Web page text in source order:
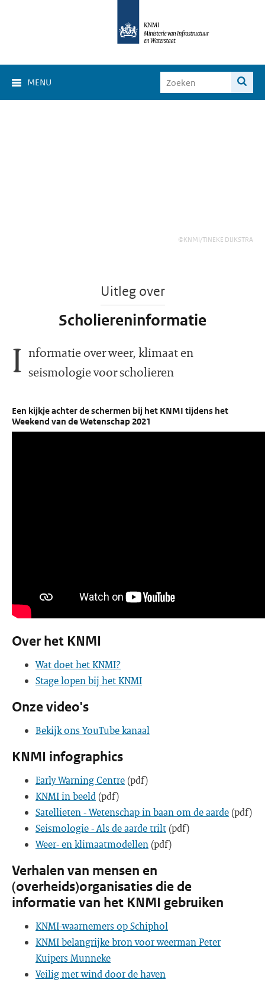
MENU
©KNMI/TINEKE DIJKSTRA
Uitleg over
Scholiereninformatie
I nformatie over weer, klimaat en
seismologie voor scholieren
Een kijkje achter de schermen bij het KNMI tijdens het
Weekend van de Wetenschap 2021
Over het KNMI
Wat doet het KNMI?
Stage lopen bij het KNMI
Onze video's
Bekijk ons YouTube kanaal
KNMI infographics
Early Warning Centre (pdf)
KNMI in beeld (pdf)
Satellieten - Wetenschap in baan om de aarde (pdf)
Seismologie - Als de aarde trilt (pdf)
Weer- en klimaatmodellen (pdf)
Verhalen van mensen en
(overheids)organisaties die de
informatie van het KNMI gebruiken
KNMI-waarnemers op Schiphol
KNMI belangrijke bron voor weerman Peter
Kuipers Munneke
Veilig met wind door de haven